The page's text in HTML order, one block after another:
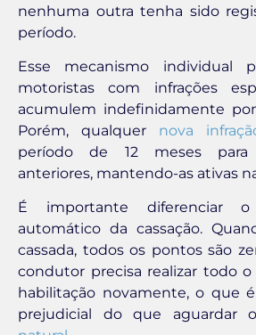
nenhuma outra tenha sido
período.
Esse mecanismo individual
motoristas com infrações
acumulem indefinidamente
Porém, qualquer nova
período de 12 meses
anteriores, mantendo-as ativas
É importante diferenciar o
automático da cassação.
cassada, todos os pontos são
condutor precisa realizar todo o
habilitação novamente, o que
prejudicial do que aguardar